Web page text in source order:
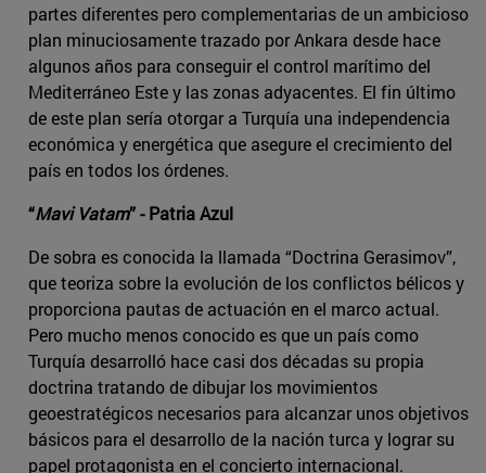
partes diferentes pero complementarias de un ambicioso
plan minuciosamente trazado por Ankara desde hace
algunos años para conseguir el control marítimo del
Mediterráneo Este y las zonas adyacentes. El fin último
de este plan sería otorgar a Turquía una independencia
económica y energética que asegure el crecimiento del
país en todos los órdenes.
“Mavi Vatam” - Patria Azul
De sobra es conocida la llamada “Doctrina Gerasimov”,
que teoriza sobre la evolución de los conflictos bélicos y
proporciona pautas de actuación en el marco actual.
Pero mucho menos conocido es que un país como
Turquía desarrolló hace casi dos décadas su propia
doctrina tratando de dibujar los movimientos
geoestratégicos necesarios para alcanzar unos objetivos
básicos para el desarrollo de la nación turca y lograr su
papel protagonista en el concierto internacional.